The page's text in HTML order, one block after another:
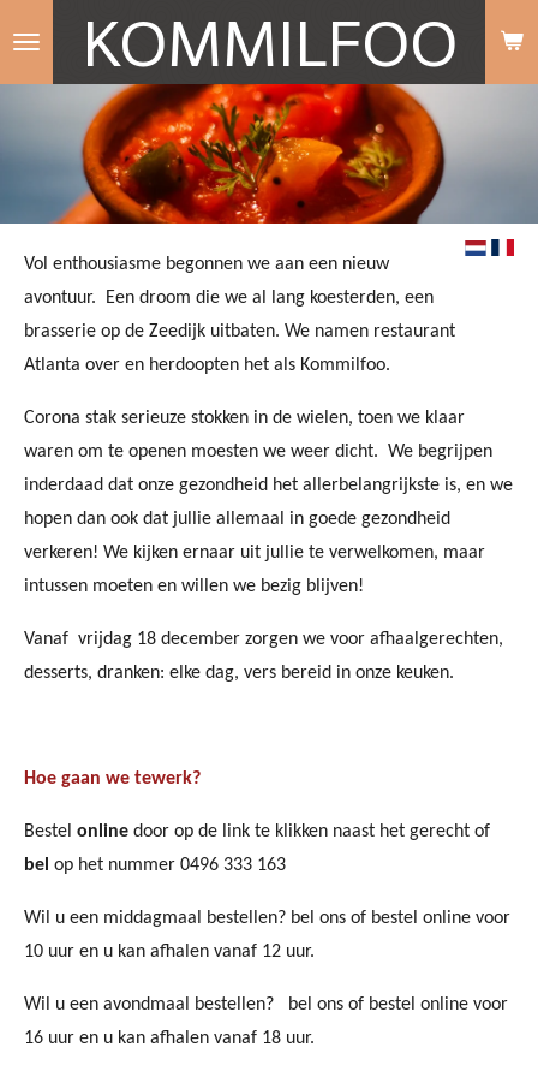
hoofdinhoud
KOMMILFOO
Vol enthousiasme begonnen we aan een nieuw
avontuur. Een droom die we al lang koesterden, een
brasserie op de Zeedijk uitbaten. We namen restaurant
Atlanta over en herdoopten het als Kommilfoo.
Corona stak serieuze stokken in de wielen, toen we klaar
waren om te openen moesten we weer dicht. We begrijpen
inderdaad dat onze gezondheid het allerbelangrijkste is, en we
hopen dan ook dat jullie allemaal in goede gezondheid
verkeren! We kijken ernaar uit jullie te verwelkomen, maar
intussen moeten en willen we bezig blijven!
Vanaf vrijdag 18 december zorgen we voor afhaalgerechten,
desserts, dranken: elke dag, vers bereid in onze keuken.
Hoe gaan we tewerk?
Bestel online door op de link te klikken naast het gerecht of
bel op het nummer 0496 333 163
Wil u een middagmaal bestellen? bel ons of bestel online voor
10 uur en u kan afhalen vanaf 12 uur.
Wil u een avondmaal bestellen? bel ons of bestel online voor
16 uur en u kan afhalen vanaf 18 uur.